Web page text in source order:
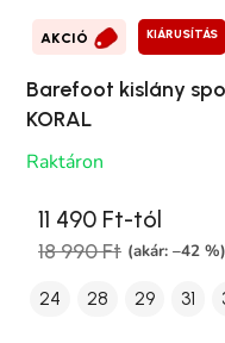
AKCIÓ KIÁRUSÍTÁS
Barefoot kislány
KORAL
Raktáron
11 490 Ft-tól
18 990 Ft (akár: –42 %)
24 28 29 31